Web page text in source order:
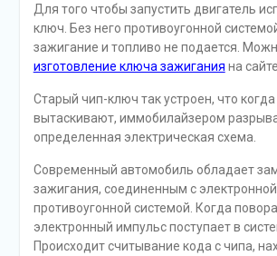
Для того чтобы запустить двигатель
ключ. Без него противоугонной
зажигание и топливо не подается.
изготовление ключа зажигания на сайте.
Старый чип-ключ так устроен, что когда
вытаскивают, иммобилайзером
определенная электрическая схема.
Современный автомобиль обладает
зажигания, соединенным с электронной
противоугонной системой. Когда
электронный импульс поступает в
Происходит считывание кода с чипа,